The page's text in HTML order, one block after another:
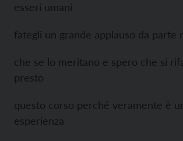
esseri umani
fategli un grande applauso da parte
che se lo meritano e spero che si
presto
questo corso perché veramente è
esperienza